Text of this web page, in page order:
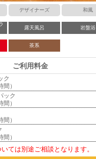
デザイナーズ 和風
露天風呂 岩盤浴
茶系
ご利用料金
ク
）
ック
）
）
）
ては別途ご相談となります。